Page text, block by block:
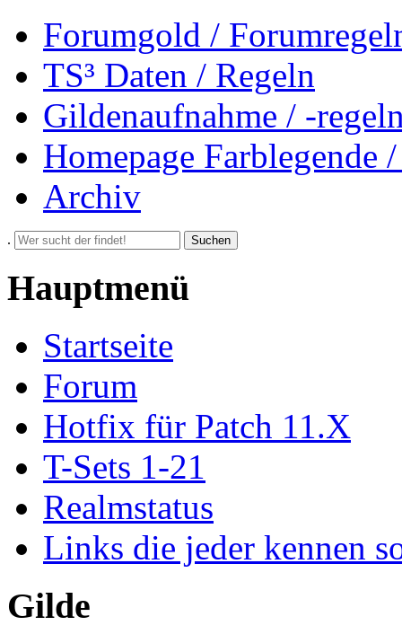
Forumgold /
TS³ Daten / Regeln
Gildenaufnahme / -
Homepage Farblegende
Archiv
. Suchen
Hauptmenü
Startseite
Forum
Hotfix für Patch 11.X
T-Sets 1-21
Realmstatus
Links die jeder kennen
Gilde